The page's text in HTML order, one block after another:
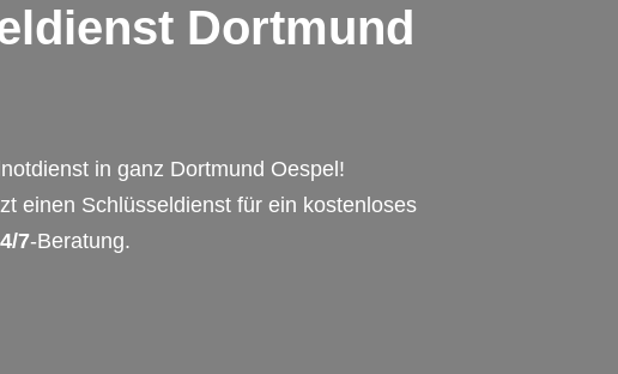
Dortmund
in ganz Dortmund Oespel!
einen Schlüsseldienst für ein kostenloses
7-Beratung.